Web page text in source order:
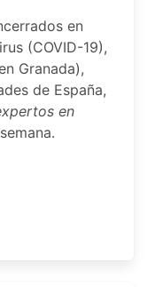
en
(COVID-19),
Granada),
de España,
en